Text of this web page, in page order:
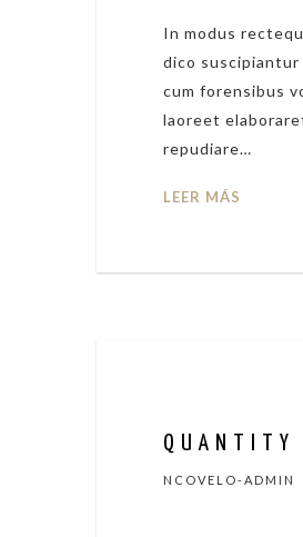
In modus
dico
cum forensibus
laoreet
repudiare…
LEER MÁS
QUANTITY
NCOVELO-ADMIN